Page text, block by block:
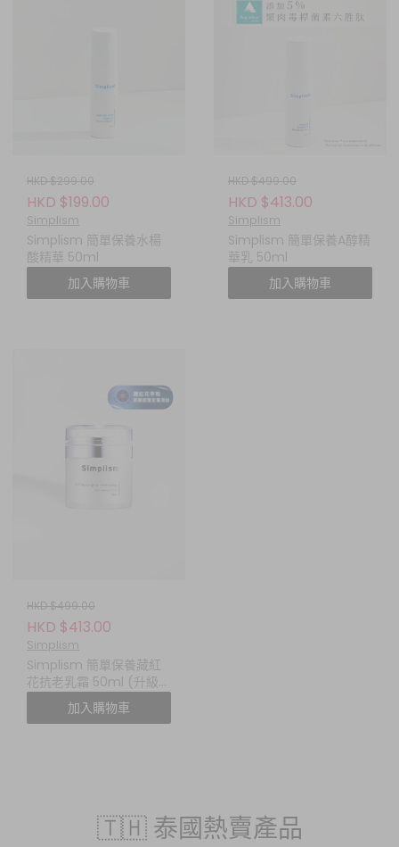
HKD $299.00
HKD $199.00
Simplism
Simplism 簡單保養水楊
酸精華 50ml
加入購物車
HKD $499.00
HKD $413.00
Simplism
Simplism 簡單保養A醇精
華乳 50ml
加入購物車
HKD $499.00
HKD $413.00
Simplism
Simplism 簡單保養藏紅
花抗老乳霜 50ml (升級
版)
加入購物車
🇹🇭 泰國熱賣產品